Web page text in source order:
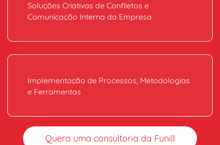
Soluções Criativas de Conflietos e
Comunicação Interna da Empresa
Implementação de Processos, Metodologias
e Ferramentas
Quero uma consultoria da Funill